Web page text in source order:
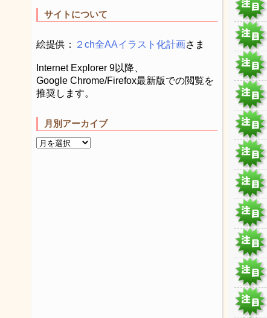
サイトについて
絵提供： ２ch全AAイラスト化計画さま
Internet Explorer 9以降、
Google Chrome/Firefox最新版での閲覧を
推奨します。
月別アーカイブ